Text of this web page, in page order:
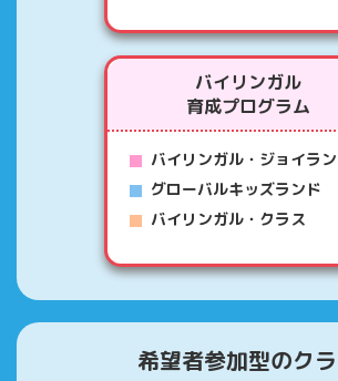
バイリンガル
育成プログラム
バイリンガル・ジョイラ
グローバルキッズランド
バイリンガル・クラス
希望者参加型のク